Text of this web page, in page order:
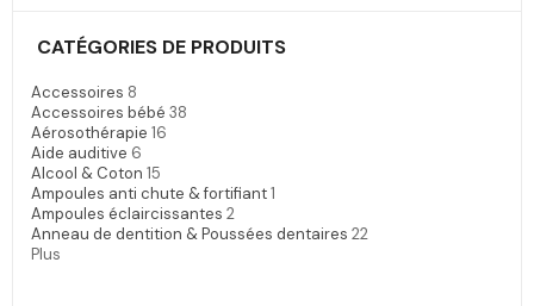
CATÉGORIES DE PRODUITS
Accessoires 8
Accessoires bébé 38
Aérosothérapie 16
Aide auditive 6
Alcool & Coton 15
Ampoules anti chute & fortifiant1
Ampoules éclaircissantes 2
Anneau de dentition & Poussées dentaires 22
Plus